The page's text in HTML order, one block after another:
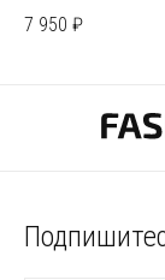
7 950 ₽